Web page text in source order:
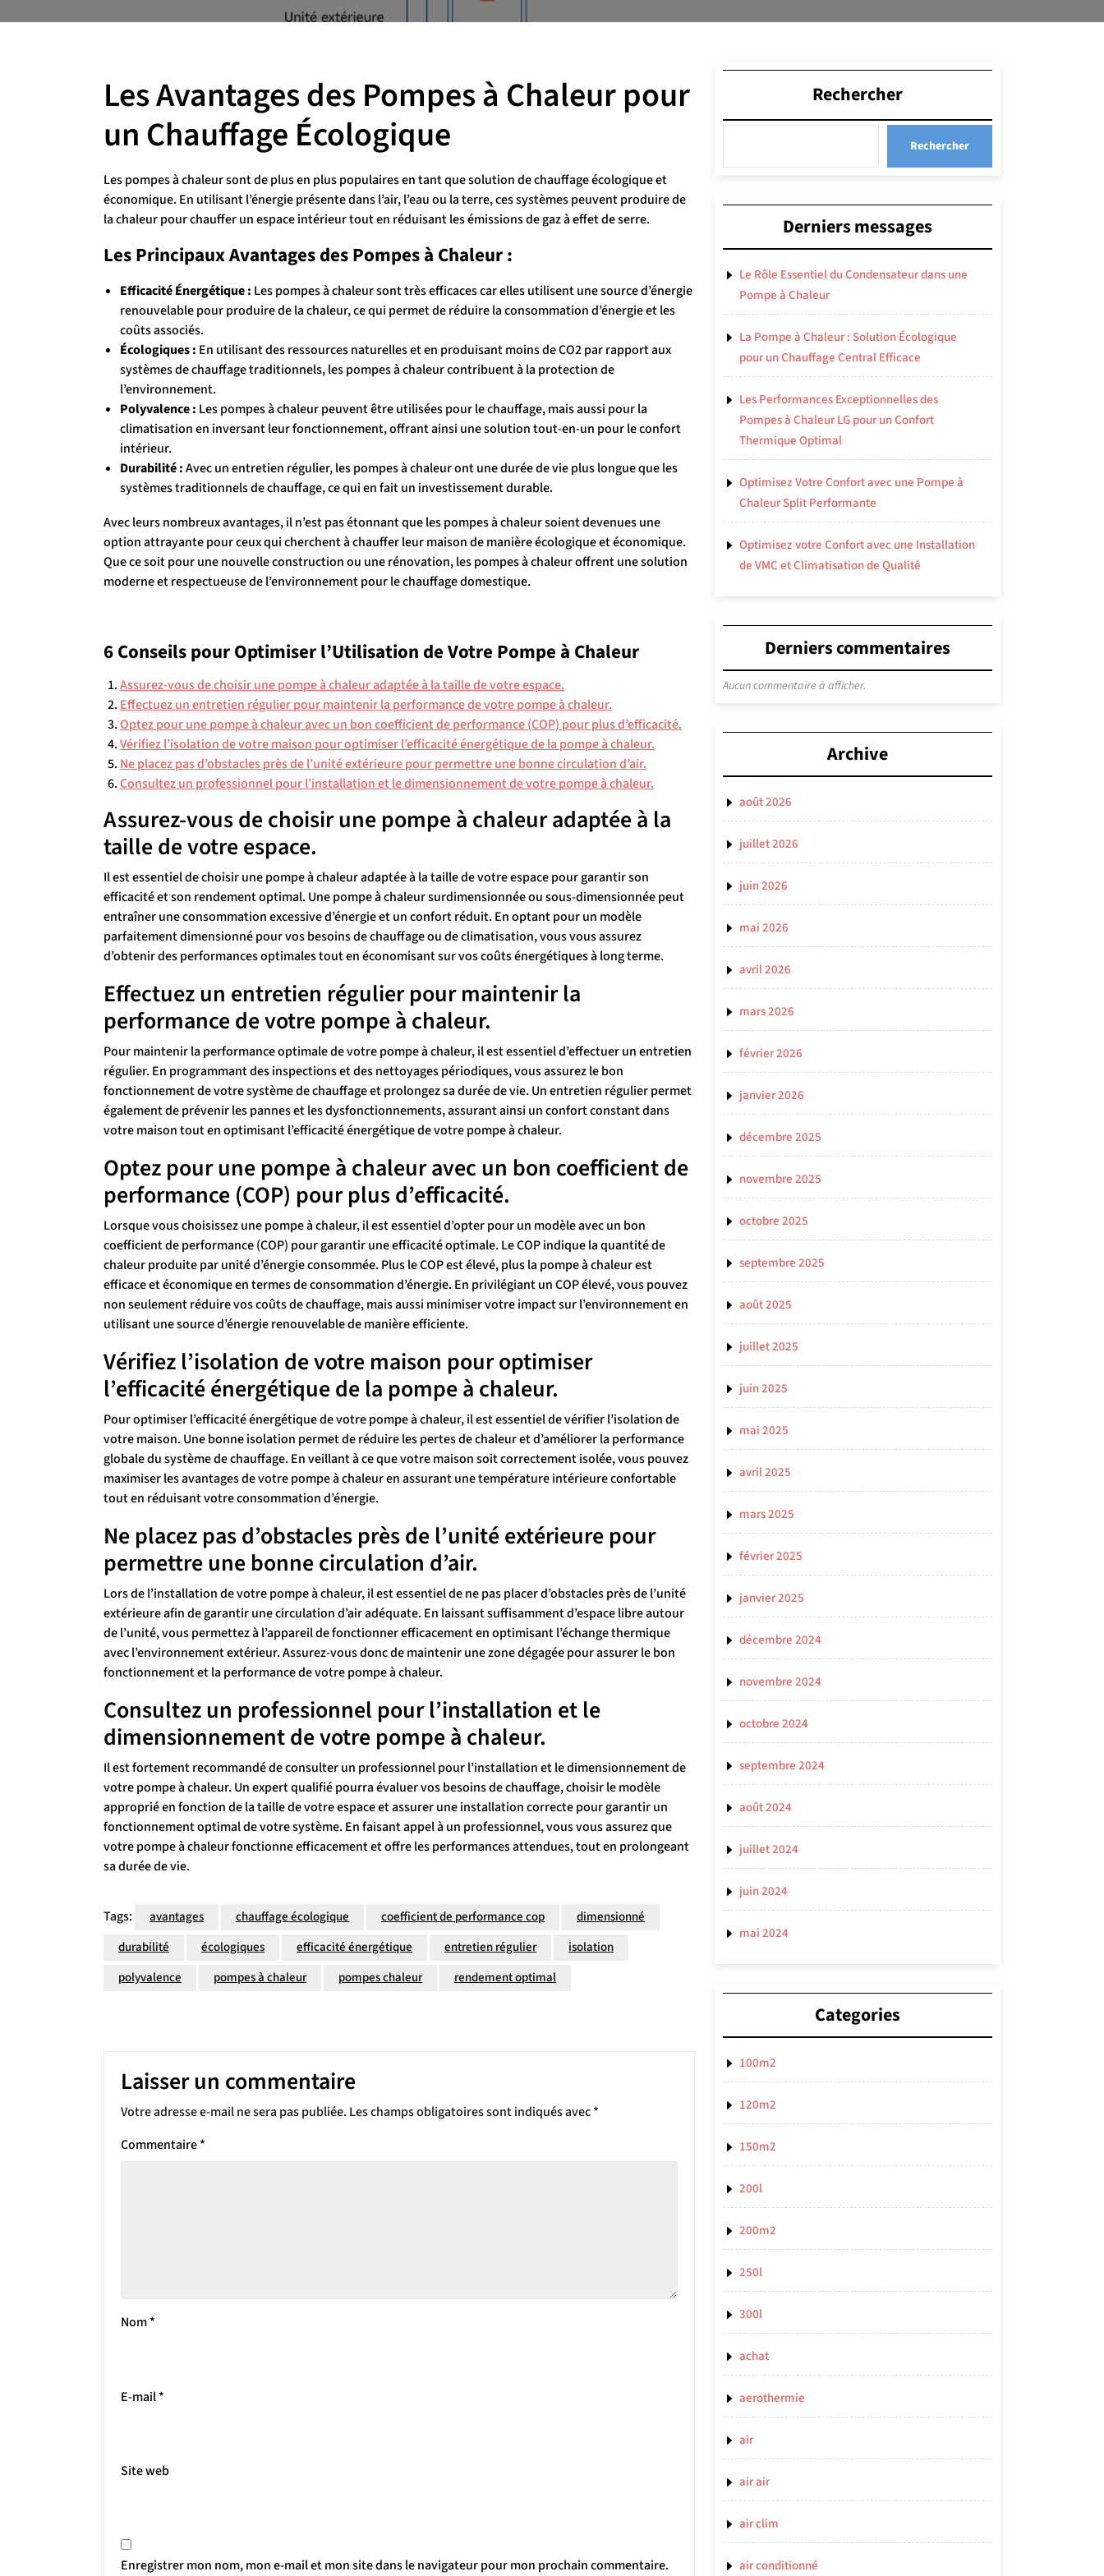
Les Avantages des Pompes à Chaleur pour
un Chauffage Écologique
Les pompes à chaleur sont de plus en plus populaires en tant que solution de chauffage écologique et
économique. En utilisant l’énergie présente dans l’air, l’eau ou la terre, ces systèmes peuvent produire de
la chaleur pour chauffer un espace intérieur tout en réduisant les émissions de gaz à effet de serre.
Les Principaux Avantages des Pompes à Chaleur :
Efficacité Énergétique : Les pompes à chaleur sont très efficaces car elles utilisent une source d’énergie
renouvelable pour produire de la chaleur, ce qui permet de réduire la consommation d’énergie et les
coûts associés.
Écologiques : En utilisant des ressources naturelles et en produisant moins de CO2 par rapport aux
systèmes de chauffage traditionnels, les pompes à chaleur contribuent à la protection de
l’environnement.
Polyvalence : Les pompes à chaleur peuvent être utilisées pour le chauffage, mais aussi pour la
climatisation en inversant leur fonctionnement, offrant ainsi une solution tout-en-un pour le confort
intérieur.
Durabilité :Avec un entretien régulier, les pompes à chaleur ont une durée de vie plus longue que les
systèmes traditionnels de chauffage, ce qui en fait un investissement durable.
Avec leurs nombreux avantages, il n’est pas étonnant que les pompes à chaleur soient devenues une
option attrayante pour ceux qui cherchent à chauffer leur maison de manière écologique et économique.
Que ce soit pour une nouvelle construction ou une rénovation, les pompes à chaleur offrent une solution
moderne et respectueuse de l’environnement pour le chauffage domestique.
6 Conseils pour Optimiser l’Utilisation de Votre Pompe à Chaleur
Assurez-vous de choisir une pompe à chaleur adaptée à la taille de votre espace.
Effectuez un entretien régulier pour maintenir la performance de votre pompe à chaleur.
Optez pour une pompe à chaleur avec un bon coefficient de performance (COP) pour plus d’efficacité.
Vérifiez l’isolation de votre maison pour optimiser l’efficacité énergétique de la pompe à chaleur.
Ne placez pas d’obstacles près de l’unité extérieure pour permettre une bonne circulation d’air.
Consultez un professionnel pour l’installation et le dimensionnement de votre pompe à chaleur.
Assurez-vous de choisir une pompe à chaleur adaptée à la
taille de votre espace.
Il est essentiel de choisir une pompe à chaleur adaptée à la taille de votre espace pour garantir son
efficacité et son rendement optimal. Une pompe à chaleur surdimensionnée ou sous-dimensionnée peut
entraîner une consommation excessive d’énergie et un confort réduit. En optant pour un modèle
parfaitement dimensionné pour vos besoins de chauffage ou de climatisation, vous vous assurez
d’obtenir des performances optimales tout en économisant sur vos coûts énergétiques à long terme.
Effectuez un entretien régulier pour maintenir la
performance de votre pompe à chaleur.
Pour maintenir la performance optimale de votre pompe à chaleur, il est essentiel d’effectuer un entretien
régulier. En programmant des inspections et des nettoyages périodiques, vous assurez le bon
fonctionnement de votre système de chauffage et prolongez sa durée de vie. Un entretien régulier permet
également de prévenir les pannes et les dysfonctionnements, assurant ainsi un confort constant dans
votre maison tout en optimisant l’efficacité énergétique de votre pompe à chaleur.
Optez pour une pompe à chaleur avec un bon coefficient de
performance (COP) pour plus d’efficacité.
Lorsque vous choisissez une pompe à chaleur, il est essentiel d’opter pour un modèle avec un bon
coefficient de performance (COP) pour garantir une efficacité optimale. Le COP indique la quantité de
chaleur produite par unité d’énergie consommée. Plus le COP est élevé, plus la pompe à chaleur est
efficace et économique en termes de consommation d’énergie. En privilégiant un COP élevé, vous pouvez
non seulement réduire vos coûts de chauffage, mais aussi minimiser votre impact sur l’environnement en
utilisant une source d’énergie renouvelable de manière efficiente.
Vérifiez l’isolation de votre maison pour optimiser
l’efficacité énergétique de la pompe à chaleur.
Pour optimiser l’efficacité énergétique de votre pompe à chaleur, il est essentiel de vérifier l’isolation de
votre maison. Une bonne isolation permet de réduire les pertes de chaleur et d’améliorer la performance
globale du système de chauffage. En veillant à ce que votre maison soit correctement isolée, vous pouvez
maximiser les avantages de votre pompe à chaleur en assurant une température intérieure confortable
tout en réduisant votre consommation d’énergie.
Ne placez pas d’obstacles près de l’unité extérieure pour
permettre une bonne circulation d’air.
Lors de l’installation de votre pompe à chaleur, il est essentiel de ne pas placer d’obstacles près de l’unité
extérieure afin de garantir une circulation d’air adéquate. En laissant suffisamment d’espace libre autour
de l’unité, vous permettez à l’appareil de fonctionner efficacement en optimisant l’échange thermique
avec l’environnement extérieur. Assurez-vous donc de maintenir une zone dégagée pour assurer le bon
fonctionnement et la performance de votre pompe à chaleur.
Consultez un professionnel pour l’installation et le
dimensionnement de votre pompe à chaleur.
Il est fortement recommandé de consulter un professionnel pour l’installation et le dimensionnement de
votre pompe à chaleur. Un expert qualifié pourra évaluer vos besoins de chauffage, choisir le modèle
approprié en fonction de la taille de votre espace et assurer une installation correcte pour garantir un
fonctionnement optimal de votre système. En faisant appel à un professionnel, vous vous assurez que
votre pompe à chaleur fonctionne efficacement et offre les performances attendues, tout en prolongeant
sa durée de vie.
Tags: avantages chauffage écologique coefficient de performance cop
dimensionné
durabilité
écologiques efficacité énergétique entretien régulier
isolation
polyvalence
pompes à chaleur pompes chaleur rendement optimal
Laisser un commentaire
Votre adresse e-mail ne sera pas publiée. Les champs obligatoires sont indiqués avec*
Commentaire*
Nom*
E-mail*
Site web
Enregistrer mon nom, mon e-mail et mon site dans le navigateur pour mon prochain commentaire.
Rechercher
Rechercher
Derniers messages
Le Rôle Essentiel du Condensateur dans une
Pompe à Chaleur
La Pompe à Chaleur : Solution Écologique
pour un Chauffage Central Efficace
Les Performances Exceptionnelles des
Pompes à Chaleur LG pour un Confort
Thermique Optimal
Optimisez Votre Confort avec une Pompe à
Chaleur Split Performante
Optimisez votre Confort avec une Installation
de VMC et Climatisation de Qualité
Derniers commentaires
Aucun commentaire à afficher.
Archive
août 2026
juillet 2026
juin 2026
mai 2026
avril 2026
mars 2026
février 2026
janvier 2026
décembre 2025
novembre 2025
octobre 2025
septembre 2025
août 2025
juillet 2025
juin 2025
mai 2025
avril 2025
mars 2025
février 2025
janvier 2025
décembre 2024
novembre 2024
octobre 2024
septembre 2024
août 2024
juillet 2024
juin 2024
mai 2024
Categories
100m2
120m2
150m2
200l
200m2
250l
300l
achat
aerothermie
air
air air
air clim
air conditionné